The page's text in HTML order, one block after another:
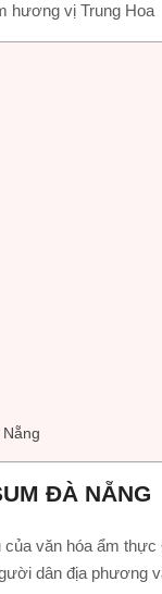
hương vị Trung Hoa
ĐÀ NẴNG
văn hóa ẩm
dân địa phương